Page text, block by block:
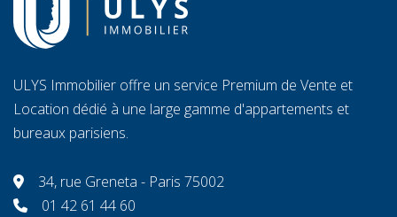
ULYS Immobilier offre un service Premium de Vente et
Location dédié à une large gamme d'appartements et
bureaux parisiens.
34, rue Greneta - Paris 75002
01 42 61 44 60